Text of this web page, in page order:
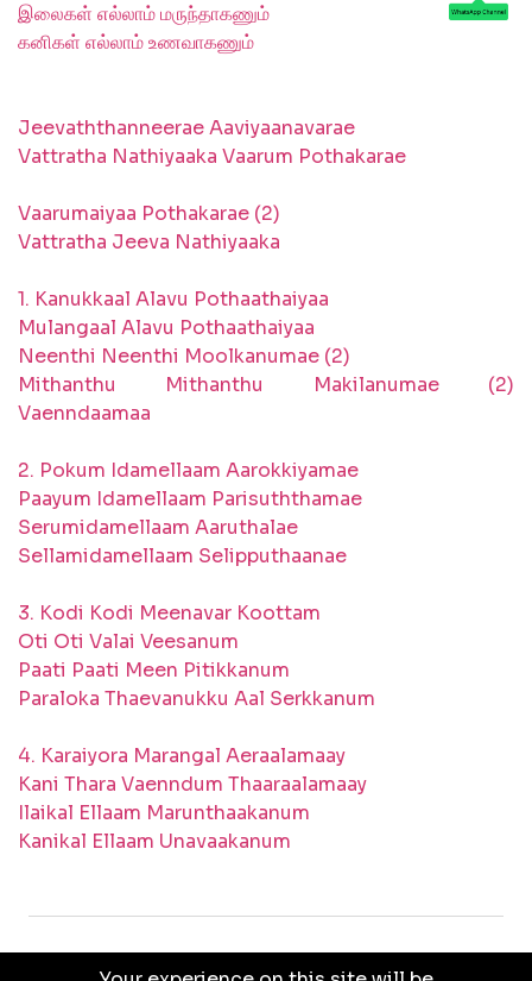
இலைகள் எல்லாம் மருந்தாகணும்
கனிகள் எல்லாம் உணவாகணும்
Jeevaththanneerae Aaviyaanavarae
Vattratha Nathiyaaka Vaarum Pothakarae
Vaarumaiyaa Pothakarae (2)
Vattratha Jeeva Nathiyaaka
1. Kanukkaal Alavu Pothaathaiyaa
Mulangaal Alavu Pothaathaiyaa
Neenthi Neenthi Moolkanumae (2)
Mithanthu Mithanthu Makilanumae (2)
Vaenndaamaa
2. Pokum Idamellaam Aarokkiyamae
Paayum Idamellaam Parisuththamae
Serumidamellaam Aaruthalae
Sellamidamellaam Selipputhaanae
3. Kodi Kodi Meenavar Koottam
Oti Oti Valai Veesanum
Paati Paati Meen Pitikkanum
Paraloka Thaevanukku Aal Serkkanum
4. Karaiyora Marangal Aeraalamaay
Kani Thara Vaenndum Thaaraalamaay
Ilaikal Ellaam Marunthaakanum
Kanikal Ellaam Unavaakanum